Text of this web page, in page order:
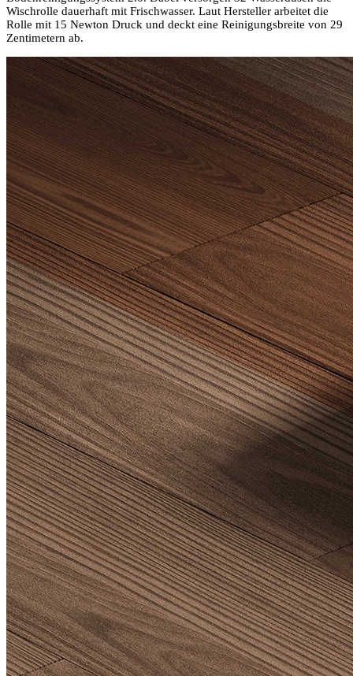
Wischrolle dauerhaft mit Frischwasser. Laut Hersteller arbeitet die
Rolle mit 15 Newton Druck und deckt eine Reinigungsbreite von 29
Zentimetern ab.